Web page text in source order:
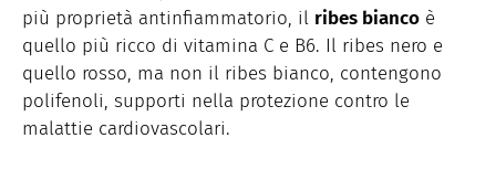
più proprietà antinfiammatorio, il ribes bianco è
quello più ricco di vitamina C e B6. Il ribes nero e
quello rosso, ma non il ribes bianco, contengono
polifenoli, supporti nella protezione contro le
malattie cardiovascolari.